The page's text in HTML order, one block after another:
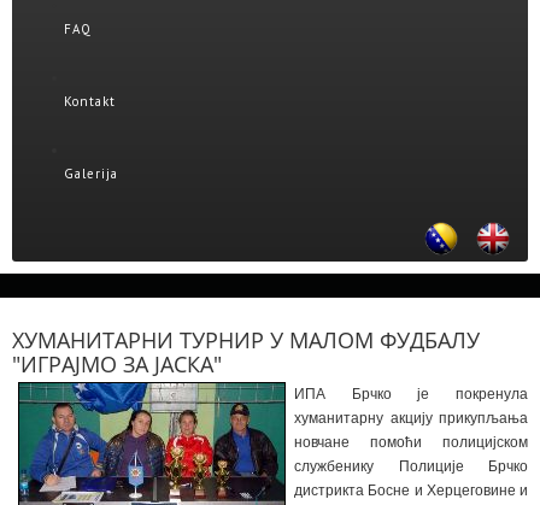
FAQ
Kontakt
Galerija
ХУМАНИТАРНИ ТУРНИР У МАЛОМ ФУДБАЛУ
"ИГРАЈМО ЗА ЈАСКА"
ИПА Брчко је покренула
хуманитарну акцију прикупљања
новчане помоћи полицијском
службенику Полиције Брчко
дистрикта Босне и Херцеговине и